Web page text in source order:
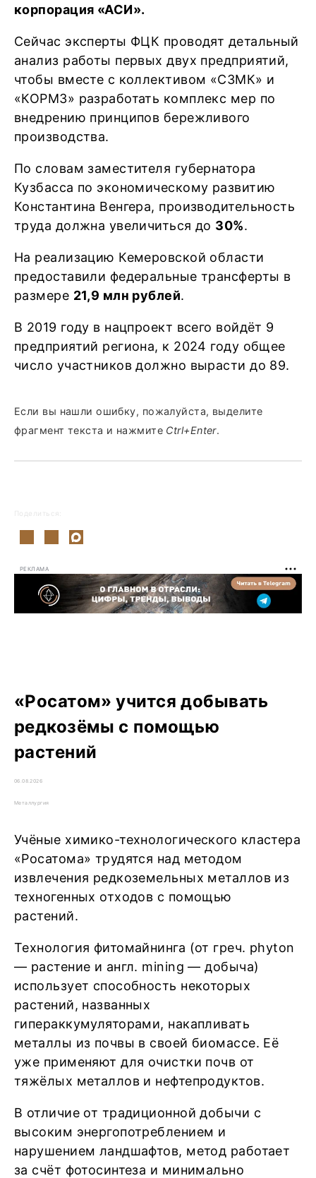
корпорация «АСИ».
Сейчас эксперты ФЦК проводят детальный
анализ работы первых двух предприятий,
чтобы вместе с коллективом «СЗМК» и
«КОРМЗ» разработать комплекс мер по
внедрению принципов бережливого
производства.
По словам заместителя губернатора
Кузбасса по экономическому развитию
Константина Венгера, производительность
труда должна увеличиться до 30%.
На реализацию Кемеровской области
предоставили федеральные трансферты в
размере 21,9 млн рублей.
В 2019 году в нацпроект всего войдёт 9
предприятий региона, к 2024 году общее
число участников должно вырасти до 89.
Если вы нашли ошибку, пожалуйста, выделите
фрагмент текста и нажмите Ctrl+Enter.
Поделиться:
РЕКЛАМА
«Росатом» учится добывать
редкозёмы с помощью
растений
06.08.2026
Металлургия
Учёные химико-технологического кластера
«Росатома» трудятся над методом
извлечения редкоземельных металлов из
техногенных отходов с помощью
растений.
Технология фитомайнинга (от греч. phyton
— растение и англ. mining — добыча)
использует способность некоторых
растений, названных
гипераккумуляторами, накапливать
металлы из почвы в своей биомассе. Её
уже применяют для очистки почв от
тяжёлых металлов и нефтепродуктов.
В отличие от традиционной добычи с
высоким энергопотреблением и
нарушением ландшафтов, метод работает
за счёт фотосинтеза и минимально